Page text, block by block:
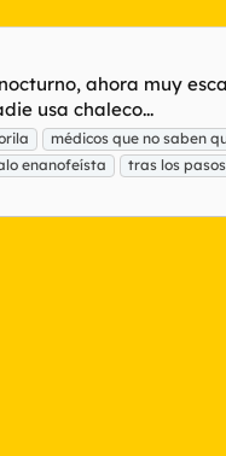
ahora muy
usa chaleco...
médicos que no saben
enanofeísta tras los